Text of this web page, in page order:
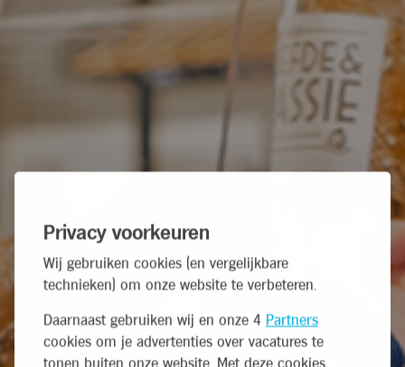
Privacy voorkeuren
Wij gebruiken cookies (en vergelijkbare
technieken) om onze website te verbeteren.
Daarnaast gebruiken wij en onze 4 Partners
cookies om je advertenties over vacatures te
tonen buiten onze website. Met deze cookies